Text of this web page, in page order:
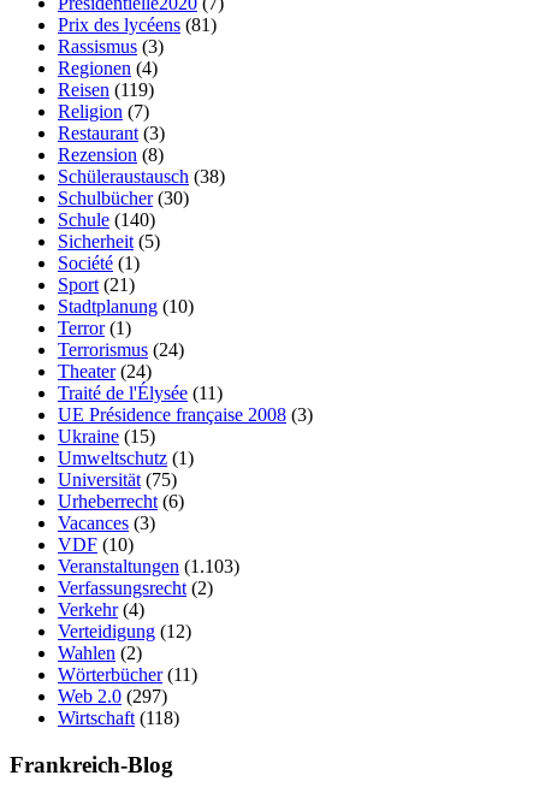
Prix des lycéens (81)
Rassismus (3)
Regionen (4)
Reisen (119)
Religion (7)
Restaurant (3)
Rezension (8)
Schüleraustausch (38)
Schulbücher(30)
Schule (140)
Sicherheit (5)
Société (1)
Sport (21)
Stadtplanung (10)
Terror(1)
Terrorismus (24)
Theater(24)
Traité de l'Élysée (11)
UE Présidence française 2008 (3)
Ukraine (15)
Umweltschutz (1)
Universität (75)
Urheberrecht (6)
Vacances (3)
VDF (10)
Veranstaltungen (1.103)
Verfassungsrecht (2)
Verkehr(4)
Verteidigung (12)
Wahlen (2)
Wörterbücher(11)
Web 2.0 (297)
Wirtschaft (118)
Frankreich-Blog